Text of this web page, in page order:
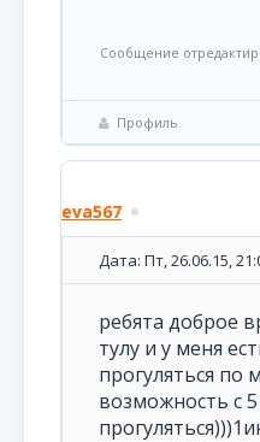
Сообщение
Профиль
eva567
Дата: Пт, 26.06.15,
ребята доброе
тулу и у меня
прогуляться по
возможность с